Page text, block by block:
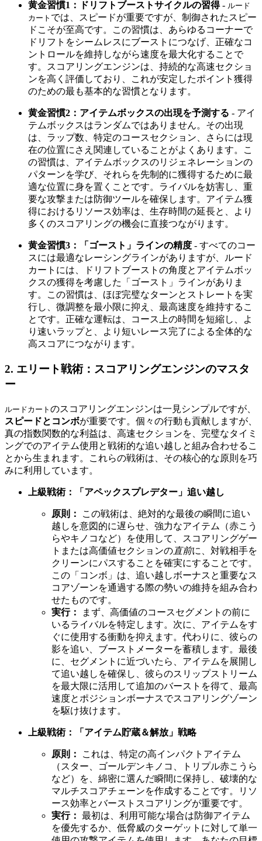
黄金習慣1：ドリフトブーストサイクルの習得- ルード
カート では、スピードが重要ですが、制御されたスピー
ドこそが至高です。この習慣は、あらゆるコーナーで
ドリフトをシームレスにブーストにつなげ、正確なコ
ントロールを維持しながら速度を最大化することで
す。スコアリングエンジンは、持続的な高速セクショ
ンを高く評価しており、これが安定したポイント獲得
のための最も基本的な習慣となります。
黄金習慣2：アイテムボックスの出現を予測する - アイ
テムボックスはランダムではありません。その出現
は、ラップ数、特定のコースセクション、さらには現
在の位置にさえ関連していることがよくあります。こ
の習慣は、アイテムボックスのリジェネレーションの
パターンを学び、それらを先制的に獲得するために最
適な位置に身を置くことです。ライバルを妨害し、重
要な攻撃または防御ツールを確保します。アイテム獲
得におけるリソース効率は、生存時間の延長と、より
多くのスコアリングの機会に直接つながります。
黄金習慣3：「ゴースト」ラインの精度 - すべてのコー
スには最適なレーシングラインがありますが、ルード
カートには、ドリフトブーストの角度とアイテムボッ
クスの獲得を考慮した「ゴースト」ラインがありま
す。この習慣は、ほぼ完璧なターンとストレートを実
行し、微調整を最小限に抑え、最高速度を維持するこ
とです。正確な運転は、コース上の時間を短縮し、よ
り速いラップと、より短いレース完了による全体的な
高スコアにつながります。
2. エリート戦術：スコアリングエンジンのマスタ
ー
ルードカート のスコアリングエンジンは一見シンプルですが、
スピードとコンボが重要です。個々の行動も貢献しますが、
真の指数関数的な利益は、高速セクションを、完璧なタイミ
ングでのアイテム使用と戦術的な追い越しと組み合わせるこ
とから生まれます。これらの戦術は、その核心的な原則を巧
みに利用しています。
上級戦術：「アペックスプレデター」追い越し
原則：
この戦術は、絶対的な最後の瞬間に追い
越しを意図的に遅らせ、強力なアイテム（赤こう
らやキノコなど）を使用して、スコアリングゲー
トまたは高価値セクションの直前に、対戦相手を
クリーンにパスすることを確実にすることです。
この「コンボ」は、追い越しボーナスと重要なス
コアゾーンを通過する際の勢いの維持を組み合わ
せたものです。
実行：
まず、高価値のコースセグメントの前に
いるライバルを特定します。次に、アイテムをす
ぐに使用する衝動を抑えます。代わりに、彼らの
影を追い、ブーストメーターを蓄積します。最後
に、セグメントに近づいたら、アイテムを展開し
て追い越しを確保し、彼らのスリップストリーム
を最大限に活用して追加のバーストを得て、最高
速度とポジションボーナスでスコアリングゾーン
を駆け抜けます。
上級戦術：「アイテム貯蔵＆解放」戦略
原則：
これは、特定の高インパクトアイテム
（スター、ゴールデンキノコ、トリプル赤こうら
など）を、綿密に選んだ瞬間に保持し、破壊的な
マルチスコアチェーンを作成することです。リソ
ース効率とバーストスコアリングが重要です。
実行： 最初は、利用可能な場合は防御アイテム
を優先するか、低脅威のターゲットに対して単一